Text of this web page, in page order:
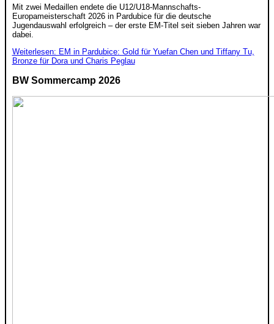
Mit zwei Medaillen endete die U12/U18-Mannschafts-
Europameisterschaft 2026 in Pardubice für die deutsche
Jugendauswahl erfolgreich – der erste EM-Titel seit sieben Jahren war
dabei.
Weiterlesen: EM in Pardubice: Gold für Yuefan Chen und Tiffany Tu,
Bronze für Dora und Charis Peglau
BW Sommercamp 2026